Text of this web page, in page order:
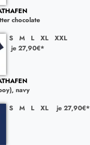
chocolate
S M L XL
XXL
je 27,90€*
navy
S M L XL je 27,90€*